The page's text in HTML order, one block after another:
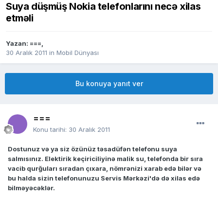
Suya düşmüş Nokia telefonlarını necə xilas
etməli
Yazan: ===,
30 Aralık 2011 in Mobil Dünyası
Bu konuya yanıt ver
===
Konu tarihi: 30 Aralık 2011
Dostunuz və ya siz özünüz təsadüfən telefonu suya
salmısınız. Elektirik keçiriciliyinə malik su, telefonda bir sıra
vacib qurğuları sıradan çıxara, nömrənizi xarab edə bilər və
bu halda sizin telefonunuzu Servis Mərkəzi'də də xilas edə
bilməyəcəklər.